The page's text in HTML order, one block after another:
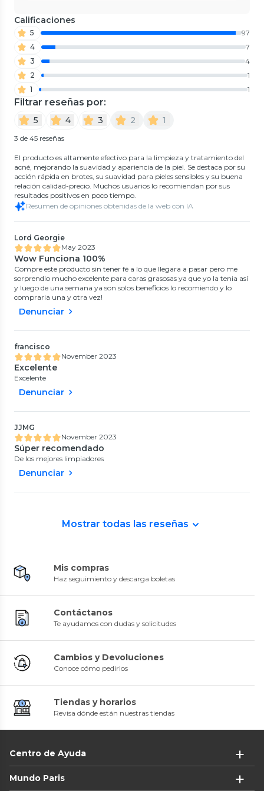
Calificaciones
5
97
4
7
3
4
2
1
1
1
Filtrar reseñas por:
5 4 3 2 1
3 de 45 reseñas
El producto es altamente efectivo para la limpieza y tratamiento del
acné, mejorando la suavidad y apariencia de la piel. Se destaca por su
acción rápida en brotes, su suavidad para pieles sensibles y su buena
relación calidad-precio. Muchos usuarios lo recomiendan por sus
resultados positivos en poco tiempo.
Resumen de opiniones obtenidas de la web con IA
Lord Georgie
May 2023
Wow Funciona 100%
Compre este producto sin tener fé a lo que llegara a pasar pero me
sorprendio mucho excelente para caras grasosas ya que yo la tenia así
y luego de una semana ya son solos beneficios lo recomiendo y lo
compraria una y otra vez!
Denunciar
francisco
November 2023
Excelente
Excelente
Denunciar
JJMG
November 2023
Súper recomendado
De los mejores limpiadores
Denunciar
Mostrar todas las reseñas
Mis compras
Haz seguimiento y descarga boletas
Contáctanos
Te ayudamos con dudas y solicitudes
Cambios y Devoluciones
Conoce cómo pedirlos
Tiendas y horarios
Revisa dónde están nuestras tiendas
Centro de Ayuda
Mundo Paris